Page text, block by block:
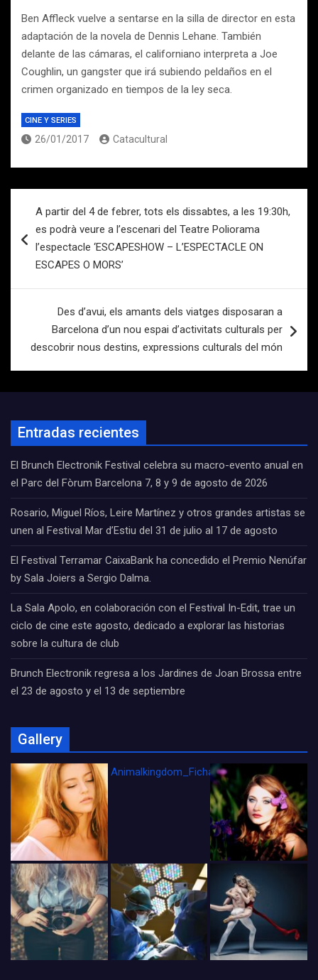
Ben Affleck vuelve a sentarse en la silla de director en esta
adaptación de la novela de Dennis Lehane. También
delante de las cámaras, el californiano interpreta a Joe
Coughlin, un gangster que irá subiendo peldaños en el
crimen organizado en tiempos de la ley seca.
CINE Y SERIES
26/01/2017 Catacultural
entradas
A partir del 4 de febrer, tots els dissabtes, a les 19:30h,
es podrà veure a l’escenari del Teatre Poliorama
l’espectacle ‘ESCAPESHOW – L’ESPECTACLE ON
ESCAPES O MORS’
Des d’avui, els amants dels viatges disposaran a
Barcelona d’un nou espai d’activitats culturals per
descobrir nous destins, expressions culturals del món
Entradas recientes
El Brunch Electronik Festival celebra su macro-evento anual en
el Parc del Fòrum Barcelona 7, 8 y 9 de agosto de 2026
Rosario, Miguel Ríos, Leire Martínez y otros grandes artistas se
unen al Festival Mar d’Estiu del 31 de julio al 17 de agosto
El Festival Terramar CaixaBank ha concedido el Premio Nenúfar
by Sala Joiers a Sergio Dalma.
La Sala Apolo, en colaboración con el Festival In-Edit, trae un
ciclo de cine este agosto, dedicado a explorar las historias
sobre la cultura de club
Brunch Electronik regresa a los Jardines de Joan Brossa entre
el 23 de agosto y el 13 de septiembre
Gallery
Animalkingdom_FichaCine